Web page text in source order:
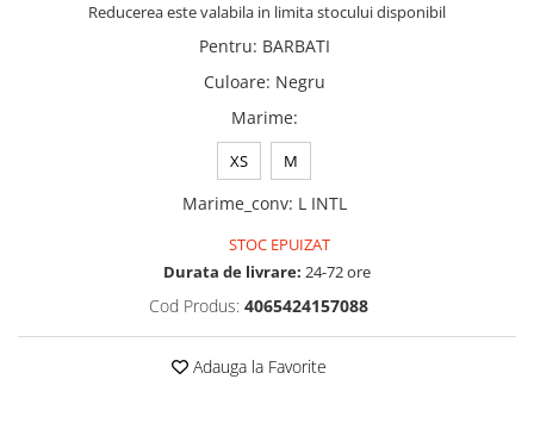
Reducerea este valabila in limita stocului disponibil
Pentru: BARBATI
Culoare: Negru
Marime:
XS M
Marime_conv: L INTL
STOC EPUIZAT
Durata de livrare: 24-72 ore
Cod Produs: 4065424157088
Adauga la Favorite